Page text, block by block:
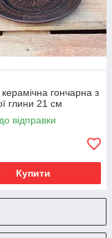
керамічна гончарна з
глини 21 см
відправки
Купити